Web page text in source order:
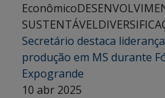
Econômico
SUSTENTÁVEL
Secretário destaca
produção em MS durante
Expogrande
10 abr 2025